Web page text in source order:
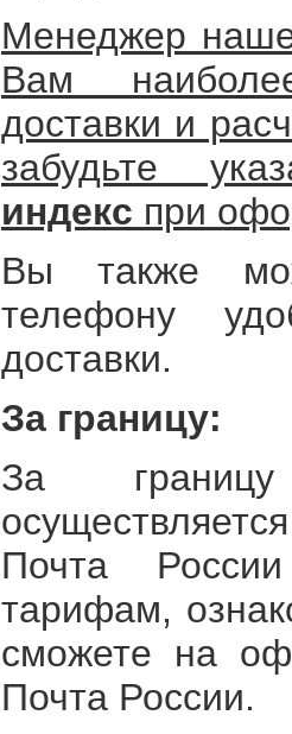
Менеджер
Вам
доставки и
забудьте
индекс при
Вы также
телефону
доставки.
За границу:
За
Почта
тарифам,
сможете на
Почта России.